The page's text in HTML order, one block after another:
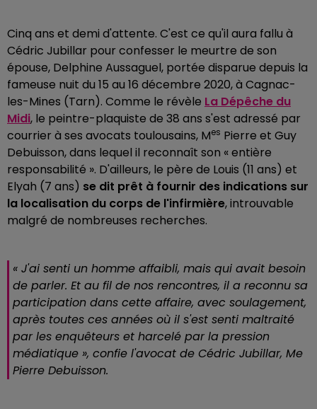
Cinq ans et demi d'attente. C'est ce qu'il aura fallu à
Cédric Jubillar pour confesser le meurtre de son
épouse, Delphine Aussaguel, portée disparue depuis la
fameuse nuit du 15 au 16 décembre 2020, à Cagnac-
les-Mines (Tarn). Comme le révèle La Dépêche du
Midi, le peintre-plaquiste de 38 ans s'est adressé par
courrier à ses avocats toulousains, Mes Pierre et Guy
Debuisson, dans lequel il reconnaît son « entière
responsabilité ». D'ailleurs, le père de Louis (11 ans) et
Elyah (7 ans) se dit prêt à fournir des indications sur
la localisation du corps de l'infirmière, introuvable
malgré de nombreuses recherches.
« J'ai senti un homme affaibli, mais qui avait besoin
de parler. Et au fil de nos rencontres, il a reconnu sa
participation dans cette affaire, avec soulagement,
après toutes ces années où il s'est senti maltraité
par les enquêteurs et harcelé par la pression
médiatique », confie l'avocat de Cédric Jubillar, Me
Pierre Debuisson.